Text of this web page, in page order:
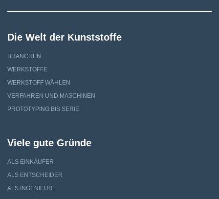
Die Welt der Kunststoffe
BRANCHEN
WERKSTOFFE
WERKSTOFF WÄHLEN
VERFAHREN UND MASCHINEN
PROTOTYPING BIS SERIE
Viele gute Gründe
ALS EINKÄUFER
ALS ENTSCHEIDER
ALS INGENIEUR